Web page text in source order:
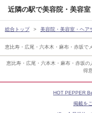
恵比寿・広尾・六本木・麻布・赤坂
得
近隣の駅で美容院・美容
総合トップ 美容院・美容室・ヘア
恵比寿・広尾・六本木・麻布・赤坂で
HOT PEPPER
掲載を